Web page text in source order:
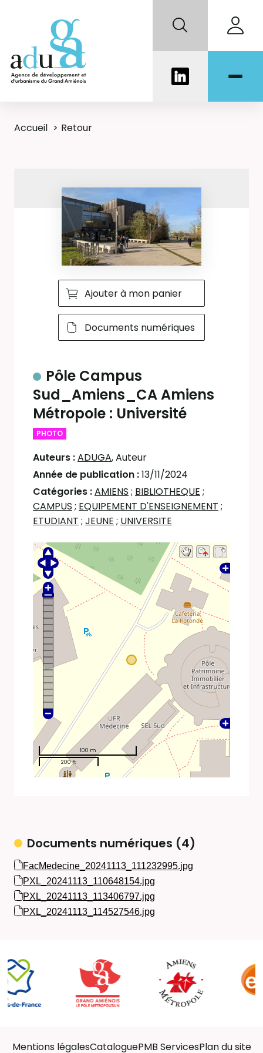
Accueil Retour
Ajouter à mon panier
Documents numériques
Pôle Campus
Sud_Amiens_CA Amiens
Métropole : Université
PHOTO
Auteurs :ADUGA, Auteur
Année de publication :13/11/2024
Catégories :AMIENS ; BIBLIOTHEQUE ;
CAMPUS ; EQUIPEMENT D'ENSEIGNEMENT ;
ETUDIANT ; JEUNE ; UNIVERSITE
100 m
200 ft
Documents numériques (4)
FacMedecine_20241113_111232995.jpg
PXL_20241113_110648154.jpg
PXL_20241113_113406797.jpg
PXL_20241113_114527546.jpg
Mentions légalesCataloguePMB ServicesPlan du site